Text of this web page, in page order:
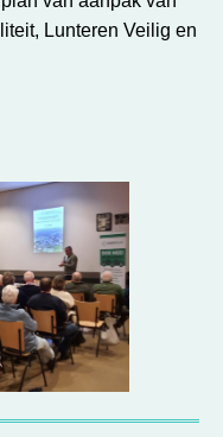
Lunteren Veilig en